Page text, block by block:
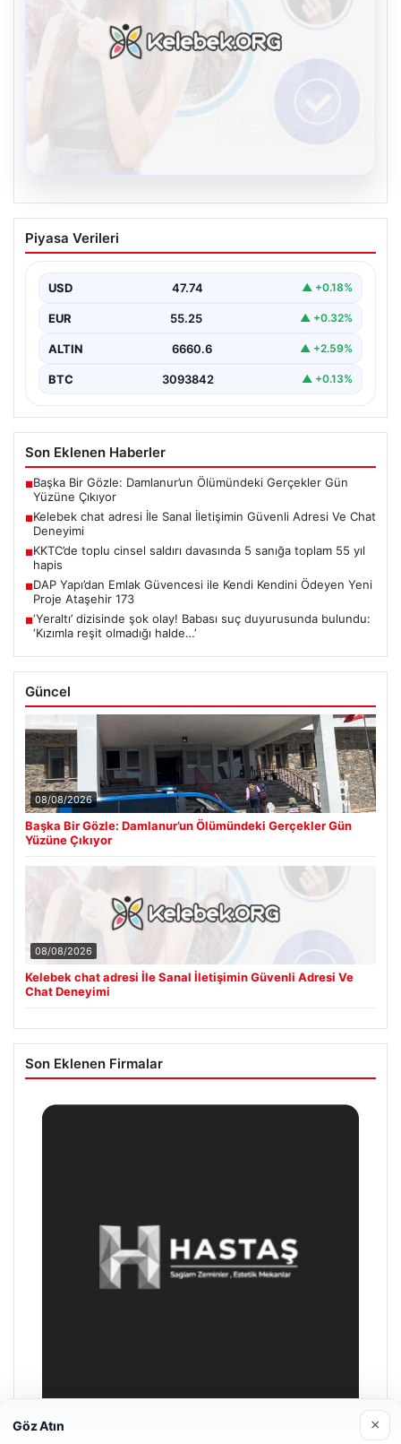
Kelebek chat adresi İle Sanal İletişimin
Güvenli Adresi Ve Chat Deneyimi
kurması ciddi bir değer barındırmaktadır. Günümüzde
birçok…
Piyasa Verileri
USD 47.74 ▲ +0.18%
EUR 55.25 ▲ +0.32%
ALTIN 6660.6 ▲ +2.59%
BTC 3093842 ▲ +0.13%
Son Eklenen Haberler
■Başka Bir Gözle: Damlanur’un Ölümündeki Gerçekler Gün
Yüzüne Çıkıyor
■Kelebek chat adresi İle Sanal İletişimin Güvenli Adresi Ve Chat
Deneyimi
■KKTC’de toplu cinsel saldırı davasında 5 sanığa toplam 55 yıl
hapis
■DAP Yapı’dan Emlak Güvencesi ile Kendi Kendini Ödeyen Yeni
Proje Ataşehir 173
■‘Yeraltı’ dizisinde şok olay! Babası suç duyurusunda bulundu:
‘Kızımla reşit olmadığı halde…’
Güncel
08/08/2026
Başka Bir Gözle: Damlanur’un Ölümündeki Gerçekler Gün
Yüzüne Çıkıyor
08/08/2026
Kelebek chat adresi İle Sanal İletişimin Güvenli Adresi Ve
Chat Deneyimi
Son Eklenen Firmalar
Göz Atın ×